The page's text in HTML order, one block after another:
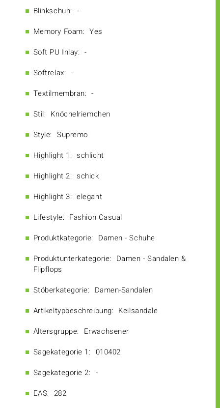
Blinkschuh: -
Memory Foam: Yes
Soft PU Inlay: -
Softrelax: -
Textilmembran: -
Stil: Knöchelriemchen
Style: Supremo
Highlight 1: schlicht
Highlight 2: schick
Highlight 3: elegant
Lifestyle: Fashion Casual
Produktkategorie: Damen - Schuhe
Produktunterkategorie: Damen - Sandalen &
Flipflops
Stöberkategorie: Damen-Sandalen
Artikeltypbeschreibung: Keilsandale
Altersgruppe: Erwachsener
Sagekategorie 1: 010402
Sagekategorie 2: -
EAS: 282